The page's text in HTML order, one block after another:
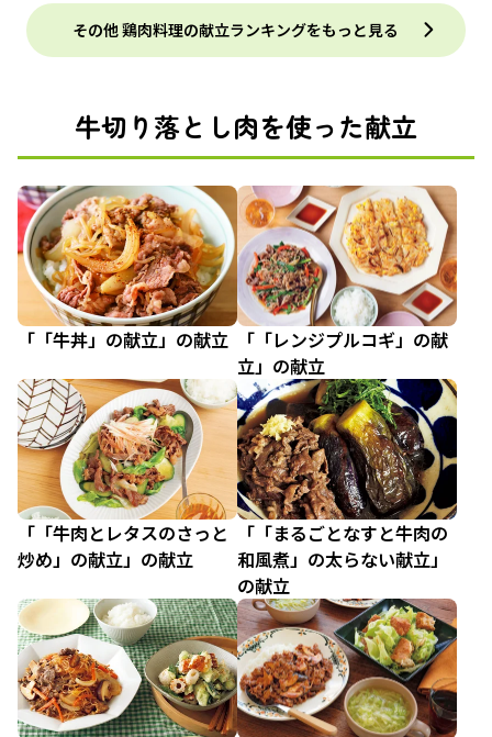
その他 鶏肉料理の献立ランキングをもっと見る
牛切り落とし肉を使った献立
「「牛丼」の献立」の献立
「「レンジプルコギ」の献
立」の献立
「「牛肉とレタスのさっと
炒め」の献立」の献立
「「まるごとなすと牛肉の
和風煮」の太らない献立」
の献立